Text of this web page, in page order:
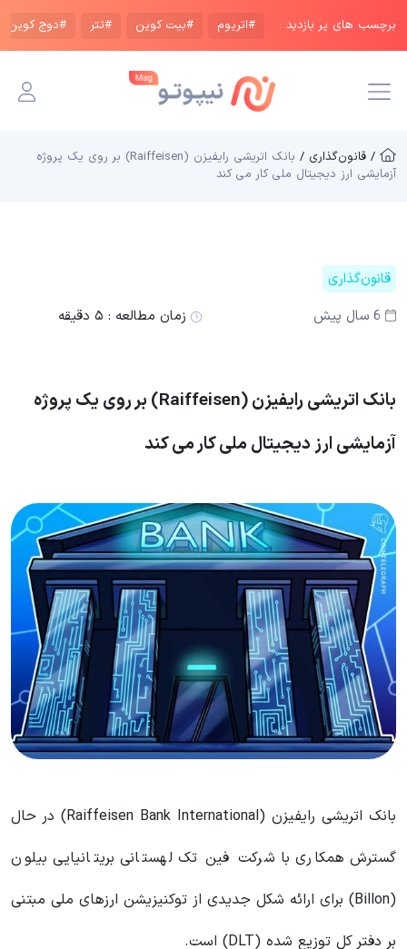
برچسب های پر بازدید : #اتریوم #بیت کوین #تتر #دوج کوین
/ قانون‌گذاری /
بانک اتریشی رایفیزن (Raiffeisen) بر روی یک پروژه
آزمایشی ارز دیجیتال ملی کار می کند
قانون‌گذاری
6 سال پیش
زمان مطالعه : ۵ دقیقه
بانک اتریشی رایفیزن (Raiffeisen) بر روی یک پروژه
آزمایشی ارز دیجیتال ملی کار می کند
بانک اتریشی رایفیزن (Raiffeisen Bank International) در حال
گسترش همکاری با شرکت فین تک لهستانی بریتانیایی بیلون
(Billon) برای ارائه شکل جدیدی از توکنیزیشن ارزهای ملی مبتنی
بر دفتر کل توزیع شده (DLT) است.